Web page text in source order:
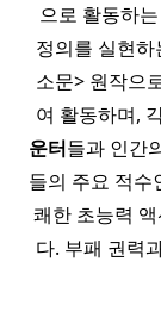
으로 활동하
정의를 실현
소문> 원작으
여 활동하며,
운터들과 인간
들의 주요 적수
쾌한 초능력
다. 부패 권력